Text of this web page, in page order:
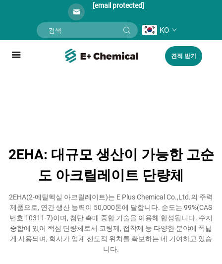
[email protected]
KO
견적 받기
2EHA: 대규모 생산이 가능한 고순
도 아크릴레이트 단량체
2EHA(2-에틸헥실 아크릴레이트)는 E Plus Chemical Co.,Ltd.의 주력
제품으로, 연간 생산 능력이 50,000톤에 달합니다. 순도는 99%(CAS
번호 10311-7)이며, 첨단 촉매 중합 기술을 이용해 합성됩니다. 수지
중합에 있어 핵심 단량체로서 코팅제, 접착제 등 다양한 분야에 폭넓
게 사용되며, 회사가 업계 선도적 위치를 확보하는 데 기여하고 있습
니다.